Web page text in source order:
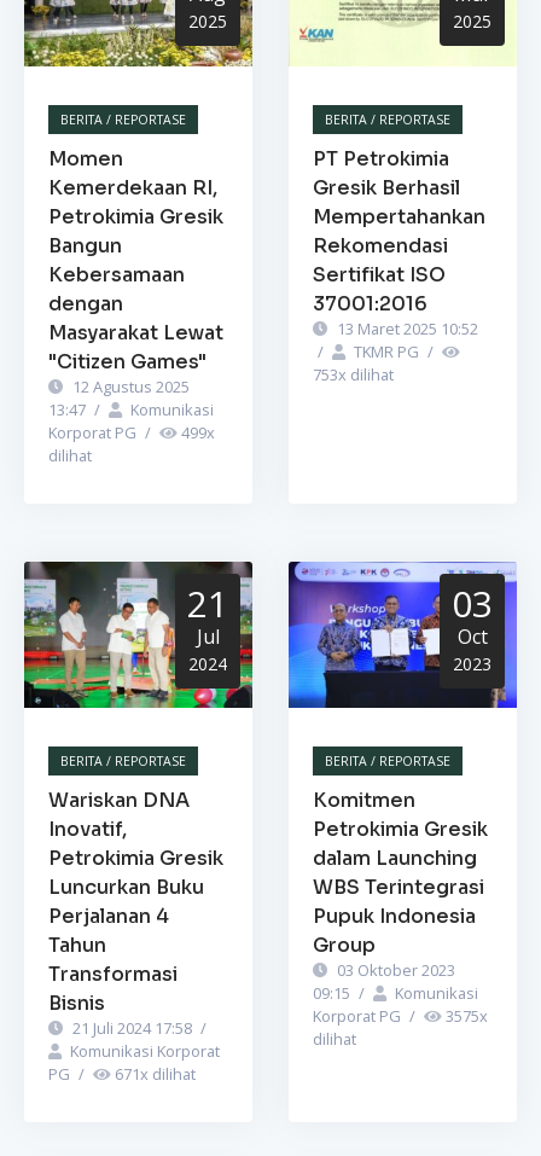
2025
BERITA / REPORTASE
Momen
Kemerdekaan RI,
Petrokimia Gresik
Bangun
Kebersamaan
dengan
Masyarakat Lewat
"Citizen Games"
12 Agustus 2025
13:47 /
Komunikasi
Korporat PG / 499x
dilihat
2025
BERITA / REPORTASE
PT Petrokimia
Gresik Berhasil
Mempertahankan
Rekomendasi
Sertifikat ISO
37001:2016
13 Maret 2025 10:52
/
TKMR PG /
753x dilihat
21
Jul
2024
BERITA / REPORTASE
Wariskan DNA
Inovatif,
Petrokimia Gresik
Luncurkan Buku
Perjalanan 4
Tahun
Transformasi
Bisnis
21 Juli 2024 17:58 /
Komunikasi Korporat
PG / 671x dilihat
03
Oct
2023
BERITA / REPORTASE
Komitmen
Petrokimia Gresik
dalam Launching
WBS Terintegrasi
Pupuk Indonesia
Group
03 Oktober 2023
09:15 /
Komunikasi
Korporat PG / 3575x
dilihat